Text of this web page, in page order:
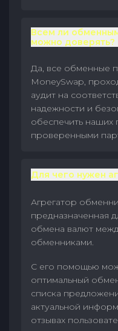
Всем ли
можно доверять?
Да, все обменные
MoneySwap,
аудит на
надежности и
обеспечить наших
проверенными
Для чего нужен
Агрегатор
предназначенная
обмена валют
обменниками.
С его помощью
оптимальный
списка
актуальной
отзывах